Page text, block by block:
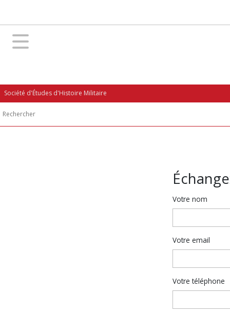
Société d'Études d'Histoire Militaire
Votre nom
Votre email
Votre téléphone